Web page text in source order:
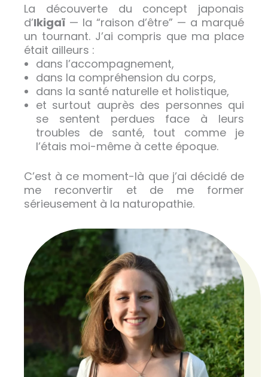
La découverte du concept japonais
d’Ikigaï — la “raison d’être” — a marqué
un tournant. J’ai compris que ma place
était ailleurs :
dans l’accompagnement,
dans la compréhension du corps,
dans la santé naturelle et holistique,
et surtout auprès des personnes qui
se sentent perdues face à leurs
troubles de santé, tout comme je
l’étais moi-même à cette époque.
C’est à ce moment-là que j’ai décidé de
me reconvertir et de me former
sérieusement à la naturopathie.